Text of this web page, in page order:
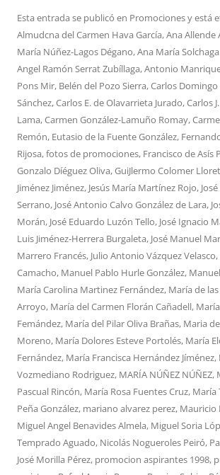
Esta entrada se publicó en Promocionesy está
Almudcna del Carmen Hava García,Ana Allende
María Núñez-Lagos Dégano,Ana María
Angel Ramón Serrat Zubíllaga,Antonio
Pons Mir, Belén del Pozo Sierra,Carlos
Sánchez,Carlos E. de Olavarrieta Jurado,Carlos
Lama,Carmen González-Lamuño Romay,
Remón, Eutasio de la Fuente González,
Rijosa,fotos de promociones, Francisco de Asís
Gonzalo Díéguez Oliva,GuiJlermo Colomer Lloret
Jiménez Jiménez, Jesús María Martínez Rojo,
Serrano, José Antonio Calvo González de Lara,
Morán, José Eduardo Luzón Tello, José Ignacio
Luis Jiménez-Herrera Burgaleta, José Manuel
Marrero Francés, Julio Antonio Vázquez Velasco,
Camacho, Manuel Pablo Hurle González,
María Carolina Martinez Fernández, María de
Arroyo, María del Carmen Florán Cañadell,
Femández, María del Pilar Oliva Brañas, Maria
Moreno, María Dolores Esteve Portolés, María
Fernández, María Francisca Hernández Jíménez,
Vozmediano Rodriguez, MARÍA NÚÑEZ NÚÑEZ,
Pascual Rincón, María Rosa Fuentes Cruz, María
Peña González, mariano alvarez perez, Mauricio
Miguel Angel Benavides Almela, Miguel Soria
Temprado Aguado, Nicolás Nogueroles Peiró,
José Morilla Pérez, promocion aspirantes 1998,